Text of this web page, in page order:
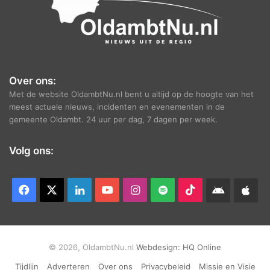
Over ons:
Met de website OldambtNu.nl bent u altijd op de hoogte van het
meest actuele nieuws, incidenten en evenementen in de
gemeente Oldambt. 24 uur per dag, 7 dagen per week.
Volg ons:
Facebook LinkedInYouTubeInstagram
Spotify TikTokAndroid
© 2026, OldambtNu.nl Webdesign: HQ Online
Tijdlijn
Adverteren Over ons Privacybeleid Missie en Visie